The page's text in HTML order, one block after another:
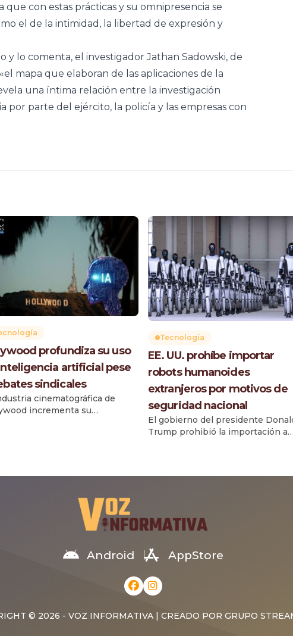
con estas prácticas y su omnipresencia se
el de la intimidad, la libertad de expresión y
lo comenta, el investigador Jathan Sadowski, de
mapa que elaboran de las aplicaciones de la
una íntima relación entre la investigación
por parte del ejército, la policía y las empresas con
profundiza su uso
artificial pese
sindicales
cinematográfica de
incrementa su
reciente realizado por
especializados reveló que, a
de junio, aproximadamente el
Tecnología
EE. UU. prohíbe importar
robots humanoides
extranjeros por motivos de
seguridad nacional
El gobierno del presidente
Trump prohibió la importación a
por la Comisión Federal de
incorporó los llamados
robóticos avanzados» […]
Android AppStore
© 2026 - VOZ INFORMATIVA | CREADO POR GRUPO